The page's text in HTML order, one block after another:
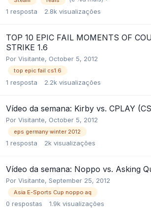
1 resposta 2.8k visualizações
TOP 10 EPIC FAIL MOMENTS OF
STRIKE 1.6
Por Visitante, October 5, 2012
top epic fail cs1.6
1 resposta 2.2k visualizações
Vídeo da semana: Kirby vs. CPLAY
Por Visitante, October 5, 2012
eps germany winter 2012
1 resposta 2k visualizações
Vídeo da semana: Noppo vs. Asking
Por Visitante, September 25, 2012
Asia E-Sports Cup noppo aq
0 respostas 1.9k visualizações